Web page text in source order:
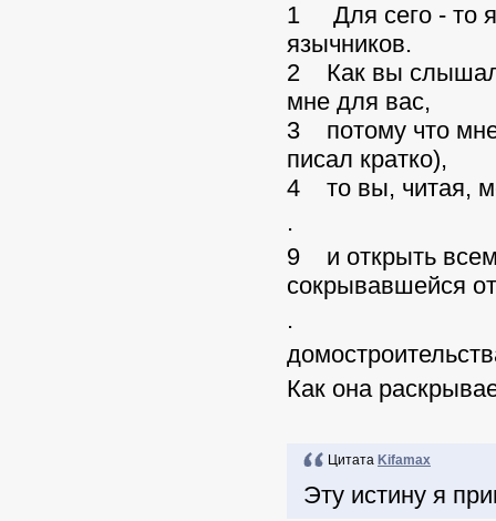
1 Для сего - то
язычников.
2 Как вы
мне для вас,
3 потому что мне
писал кратко),
4 то вы, читая,
.
9 и открыть
сокрывавшейся
.
Как она
Цитата Kifamax
Эту истину я